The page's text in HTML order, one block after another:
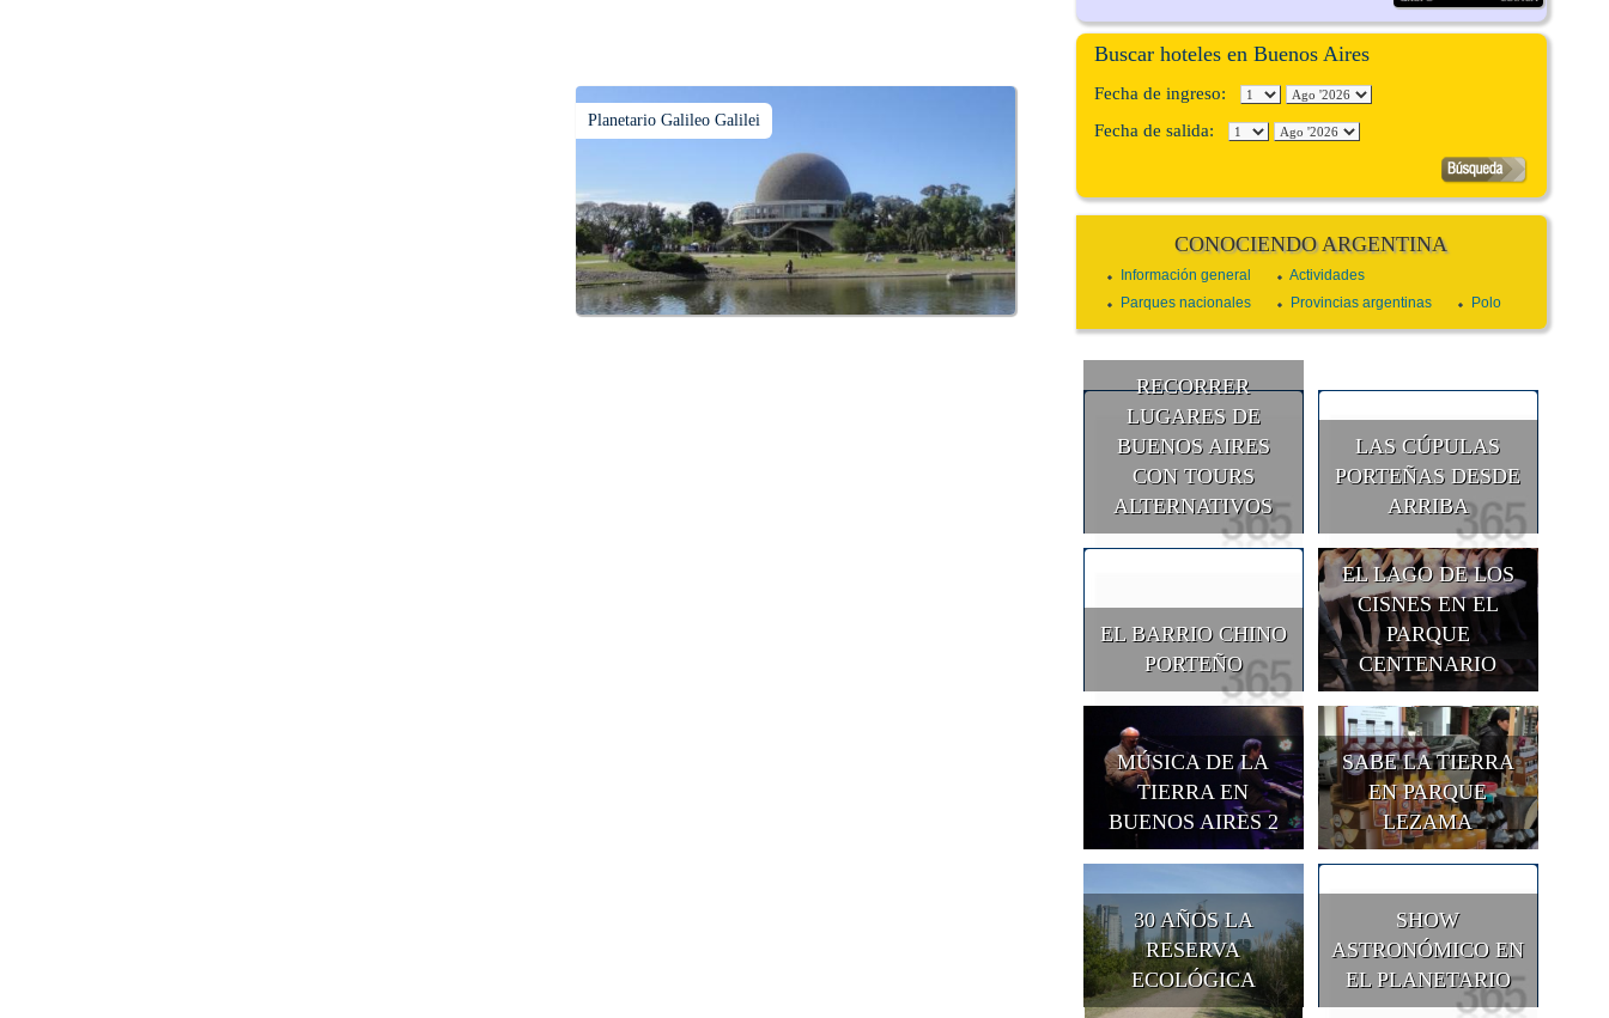
Planetario Galileo Galilei
Buscar hoteles en Buenos Aires
Fecha de ingreso:
Fecha de salida:
CONOCIENDO ARGENTINA
Información general
Actividades
Parques nacionales
Provincias argentinas Polo
RECORRER
LUGARES DE
BUENOS AIRES
CON TOURS
ALTERNATIVOS
LAS CÚPULAS
PORTEÑAS DESDE
ARRIBA
EL BARRIO CHINO
PORTEÑO
EL LAGO DE LOS
CISNES EN EL
PARQUE
CENTENARIO
MÚSICA DE LA
TIERRA EN
BUENOS AIRES 2
SABE LA TIERRA
EN PARQUE
LEZAMA
30 AÑOS LA
RESERVA
ECOLÓGICA
SHOW
ASTRONÓMICO EN
EL PLANETARIO